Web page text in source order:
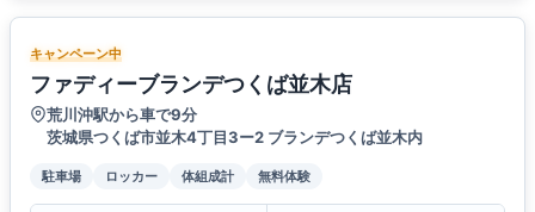
キャンペーン中
ファディーブランデつくば並木店
荒川沖駅から車で9分
茨城県つくば市並木4丁目3ー2 ブランデつくば並木内
駐車場 ロッカー 体組成計 無料体験